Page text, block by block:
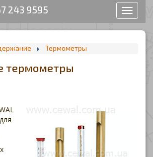
243 9595
сайта
Термометры
термометры